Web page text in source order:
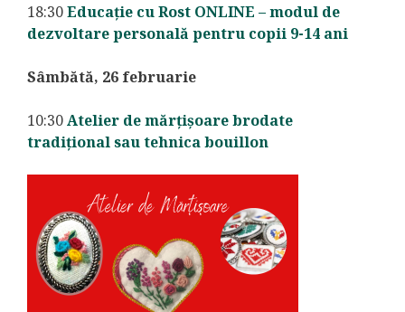
18:30Educație cu Rost ONLINE – modul de
dezvoltare personală pentru copii 9-14 ani
Sâmbătă, 26 februarie
10:30Atelier de mărțișoare brodate
tradițional sau tehnica bouillon